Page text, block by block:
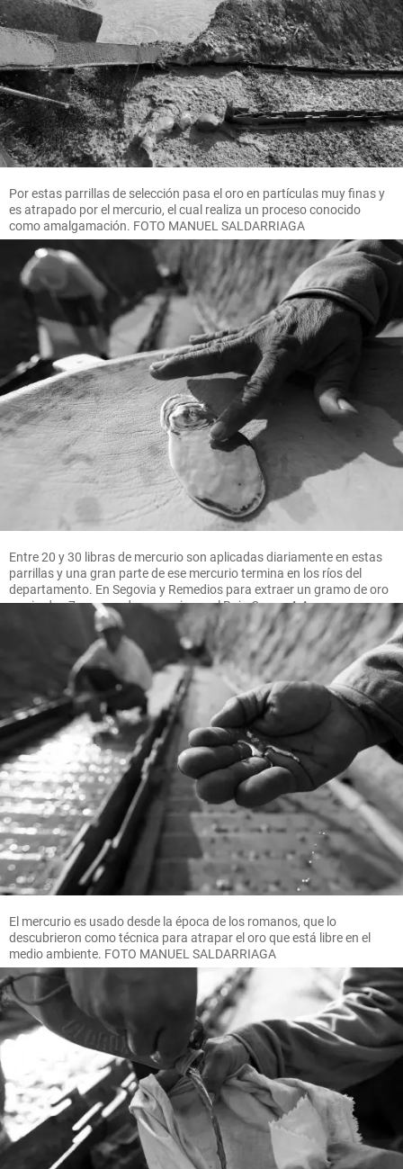
Por estas parrillas de selección pasa el oro en partículas muy finas y
es atrapado por el mercurio, el cual realiza un proceso conocido
como amalgamación. FOTO MANUEL SALDARRIAGA
Entre 20 y 30 libras de mercurio son aplicadas diariamente en estas
parrillas y una gran parte de ese mercurio termina en los ríos del
departamento. En Segovia y Remedios para extraer un gramo de oro
se pierden 7 gramos de mercurio, en el Bajo Cauca 4.4 gramos.
FOTO MANUEL SALDARRIAGA
El mercurio es usado desde la época de los romanos, que lo
descubrieron como técnica para atrapar el oro que está libre en el
medio ambiente. FOTO MANUEL SALDARRIAGA